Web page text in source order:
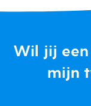
Wil jij
mijn